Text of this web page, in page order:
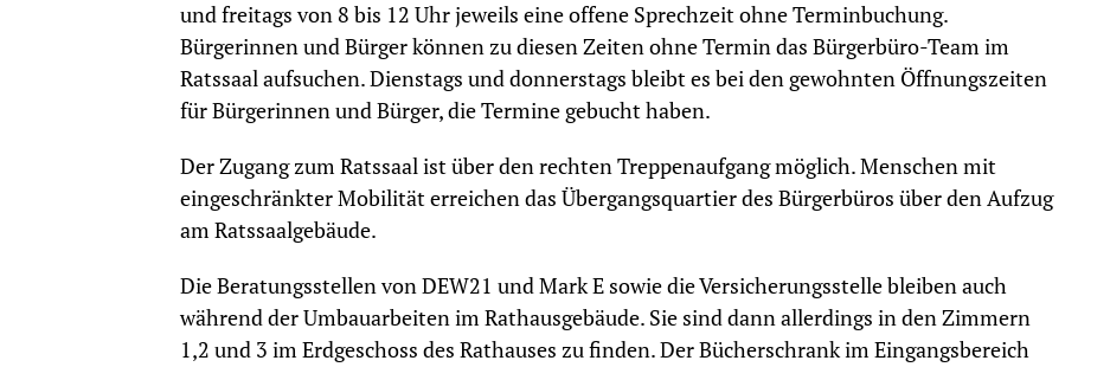
und freitags von 8 bis 12 Uhr jeweils eine offene Sprechzeit ohne Terminbuchung.
Bürgerinnen und Bürger können zu diesen Zeiten ohne Termin das Bürgerbüro-Team im
Ratssaal aufsuchen. Dienstags und donnerstags bleibt es bei den gewohnten Öffnungszeiten
für Bürgerinnen und Bürger, die Termine gebucht haben.
Der Zugang zum Ratssaal ist über den rechten Treppenaufgang möglich. Menschen mit
eingeschränkter Mobilität erreichen das Übergangsquartier des Bürgerbüros über den Aufzug
am Ratssaalgebäude.
Die Beratungsstellen von DEW21 und Mark E sowie die Versicherungsstelle bleiben auch
während der Umbauarbeiten im Rathausgebäude. Sie sind dann allerdings in den Zimmern
1,2 und 3 im Erdgeschoss des Rathauses zu finden. Der Bücherschrank im Eingangsbereich